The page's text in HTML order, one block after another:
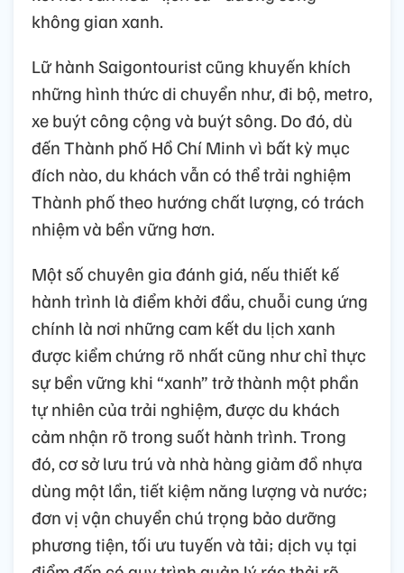
không gian xanh.
Lữ hành Saigontourist cũng khuyến khích
những hình thức di chuyển như, đi bộ, metro,
xe buýt công cộng và buýt sông. Do đó, dù
đến Thành phố Hồ Chí Minh vì bất kỳ mục
đích nào, du khách vẫn có thể trải nghiệm
Thành phố theo hướng chất lượng, có trách
nhiệm và bền vững hơn.
Một số chuyên gia đánh giá, nếu thiết kế
hành trình là điểm khởi đầu, chuỗi cung ứng
chính là nơi những cam kết du lịch xanh
được kiểm chứng rõ nhất cũng như chỉ thực
sự bền vững khi “xanh” trở thành một phần
tự nhiên của trải nghiệm, được du khách
cảm nhận rõ trong suốt hành trình. Trong
đó, cơ sở lưu trú và nhà hàng giảm đồ nhựa
dùng một lần, tiết kiệm năng lượng và nước;
đơn vị vận chuyển chú trọng bảo dưỡng
phương tiện, tối ưu tuyến và tải; dịch vụ tại